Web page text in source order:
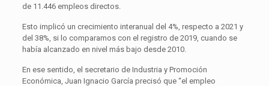
de 11.446 empleos directos.
Esto implicó un crecimiento interanual del 4%, respecto a 2021 y
del 38%, si lo comparamos con el registro de 2019, cuando se
había alcanzado en nivel más bajo desde 2010.
En ese sentido, el secretario de Industria y Promoción
Económica, Juan Ignacio García precisó que “el empleo